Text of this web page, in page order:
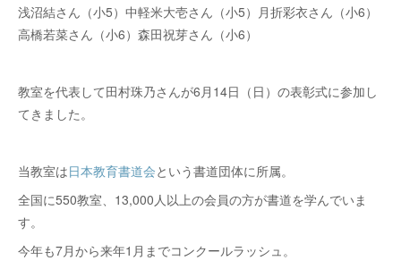
浅沼結さん（小5）中軽米大壱さん（小5）月折彩衣さん（小6）
高橋若菜さん（小6）森田祝芽さん（小6）
教室を代表して田村珠乃さんが6月14日（日）の表彰式に参加し
てきました。
当教室は日本教育書道会という書道団体に所属。
全国に550教室、13,000人以上の会員の方が書道を学んでいま
す。
今年も7月から来年1月までコンクールラッシュ。